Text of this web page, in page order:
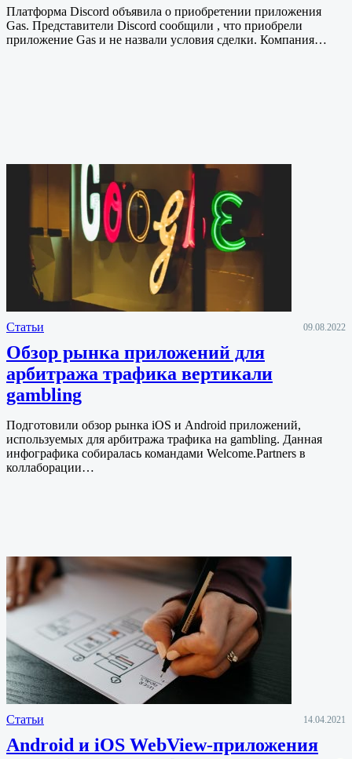
Платформа Discord объявила о приобретении приложения
Gas. Представители Discord сообщили , что приобрели
приложение Gas и не назвали условия сделки. Компания…
Статьи 09.08.2022
Обзор рынка приложений для
арбитража трафика вертикали
gambling
Подготовили обзор рынка iOS и Android приложений,
используемых для арбитража трафика на gambling. Данная
инфографика собиралась командами Welcome.Partners в
коллаборации…
Статьи 14.04.2021
Android и iOS WebView-приложения